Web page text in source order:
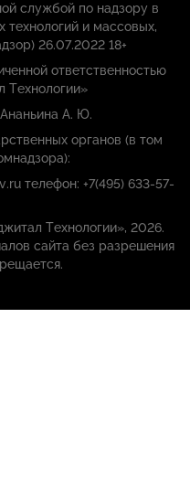
службой по надзору в
и массовых,
26.07.2022 18+
ответственностью
Технологии»
А. Ю.
органов (в том
телефон: +7(495) 633-57-
Технологии», 2026.
сайта без разрешения